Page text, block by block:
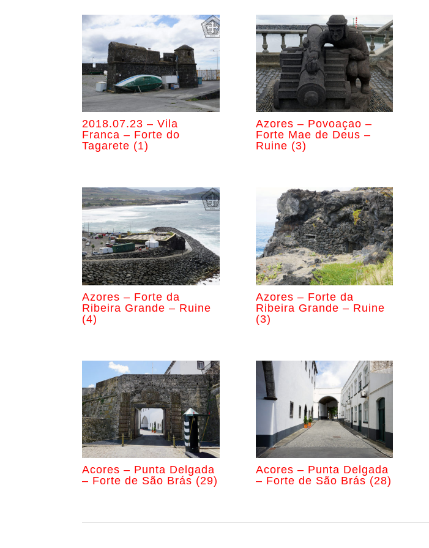
2018.07.23 – Vila
Franca – Forte do
Tagarete (1)
Azores – Povoaçao –
Forte Mae de Deus –
Ruine (3)
Azores – Forte da
Ribeira Grande – Ruine
(4)
Azores – Forte da
Ribeira Grande – Ruine
(3)
Acores – Punta Delgada
– Forte de São Brás (29)
Acores – Punta Delgada
– Forte de São Brás (28)